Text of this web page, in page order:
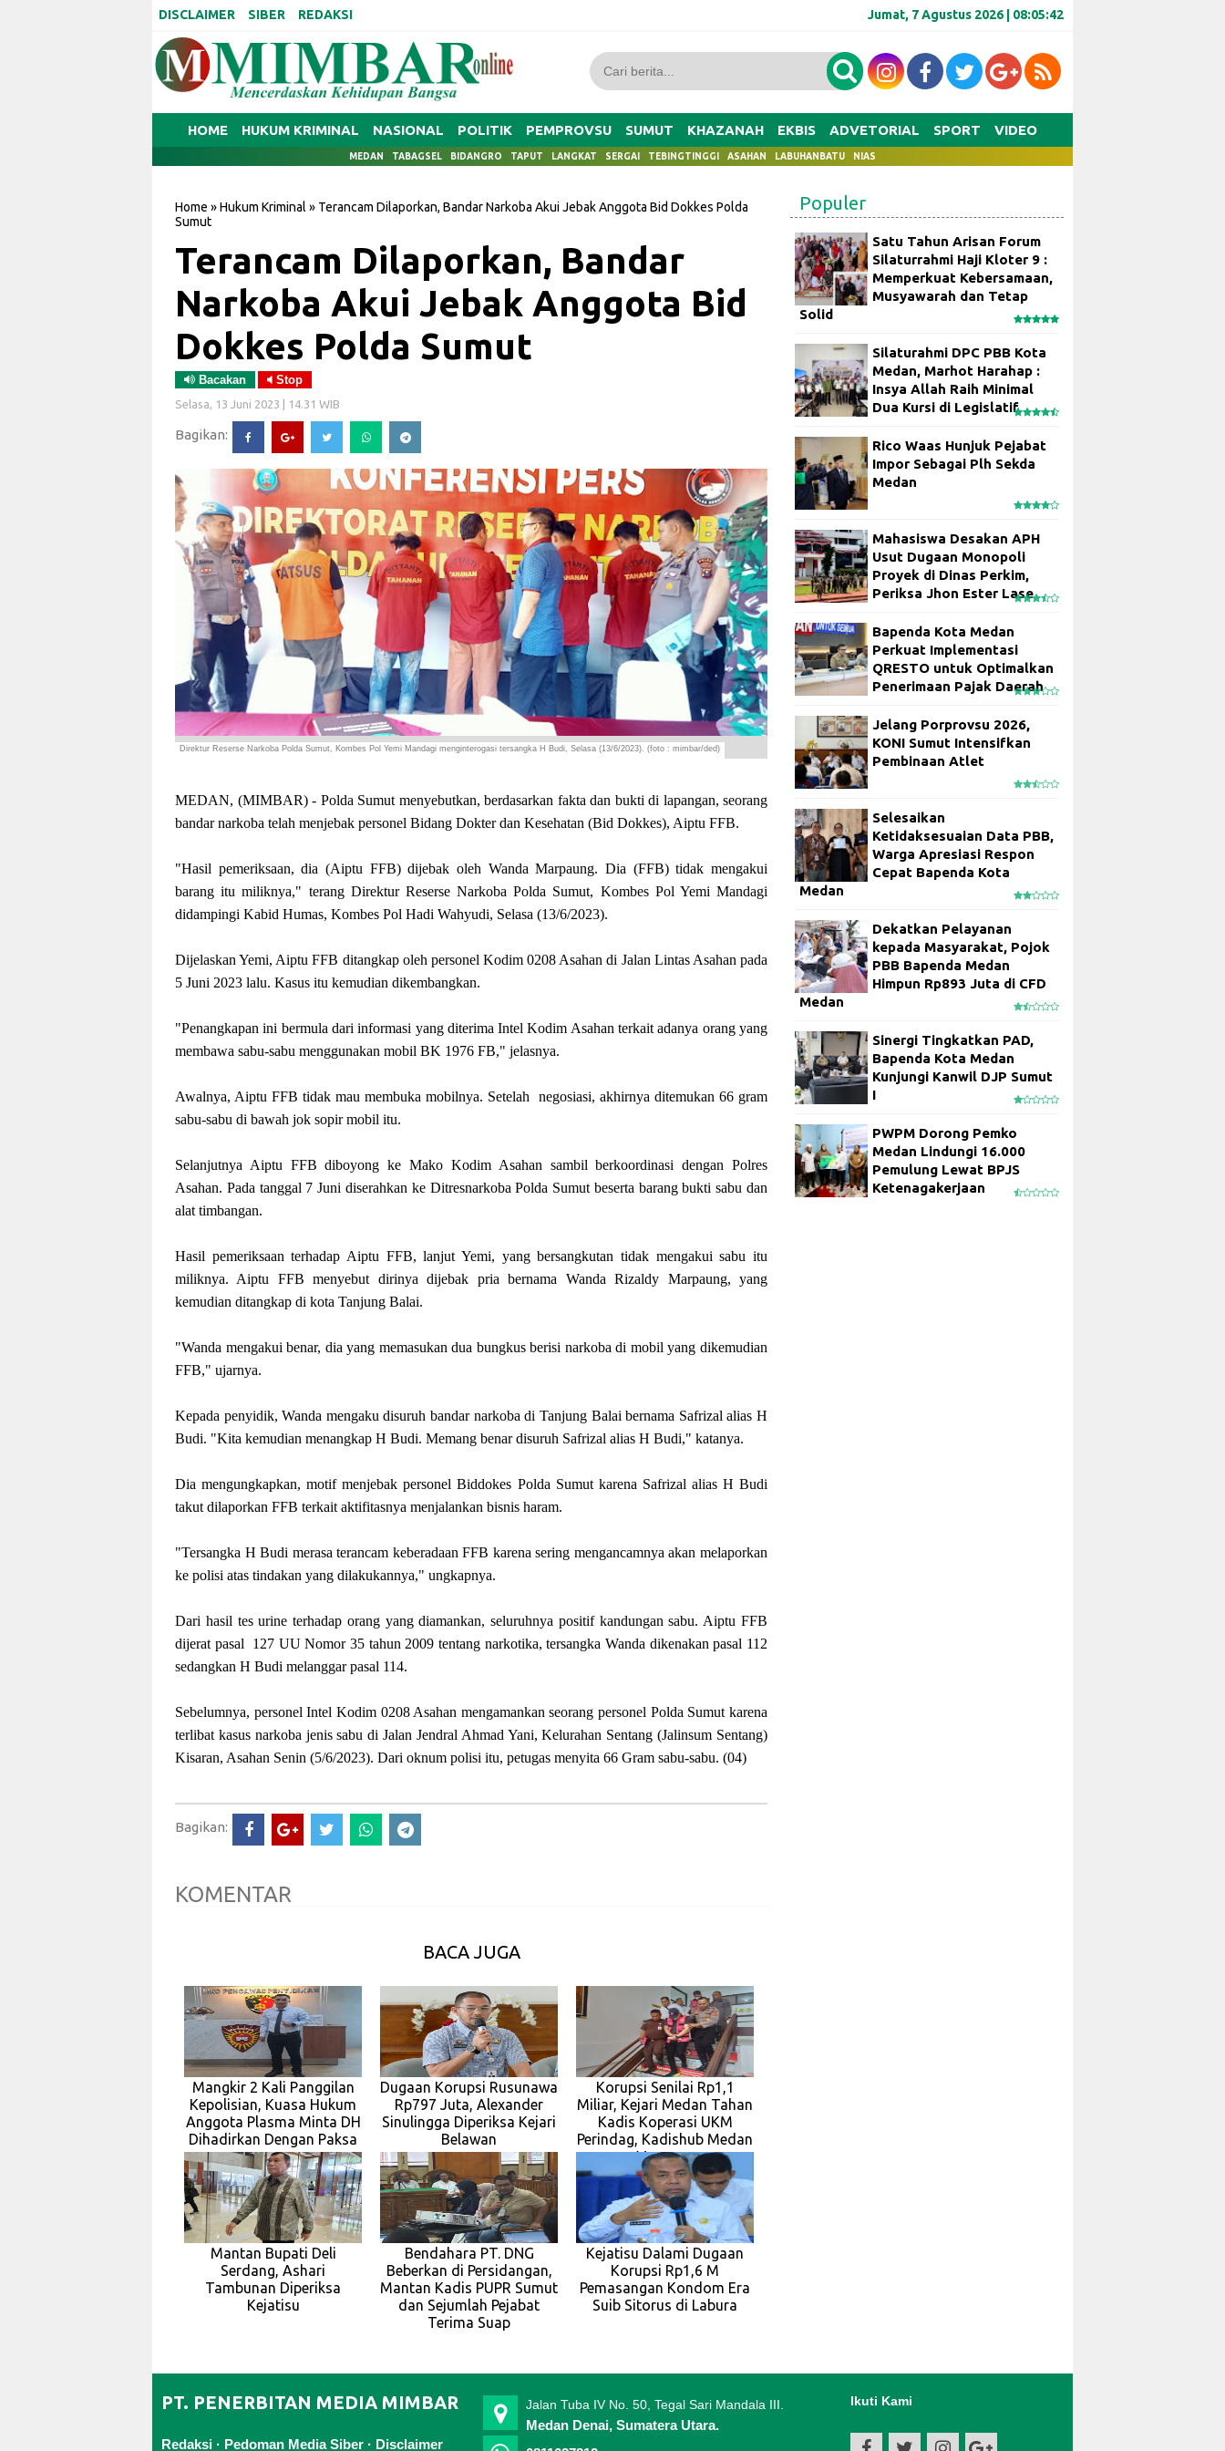
DISCLAIMER SIBER REDAKSI Jumat, 7 Agustus 2026 | 08:05:43
HOME HUKUM KRIMINAL NASIONAL POLITIK PEMPROVSU SUMUT KHAZANAH EKBIS ADVETORIAL SPORT VIDEO
MEDAN TABAGSEL BIDANGRO TAPUT LANGKAT SERGAI TEBINGTINGGI ASAHAN LABUHANBATU NIAS
Home »Hukum Kriminal » Terancam Dilaporkan, Bandar Narkoba Akui Jebak Anggota Bid Dokkes Polda
Sumut
Terancam Dilaporkan, Bandar
Narkoba Akui Jebak Anggota Bid
Dokkes Polda Sumut
Bacakan Stop
Selasa, 13 Juni 2023 | 14.31 WIB
Bagikan:
Direktur Reserse Narkoba Polda Sumut, Kombes Pol Yemi Mandagi menginterogasi tersangka H Budi, Selasa (13/6/2023). (foto : mimbar/ded)
MEDAN, (MIMBAR) - Polda Sumut menyebutkan, berdasarkan fakta dan bukti di lapangan, seorang
bandar narkoba telah menjebak personel Bidang Dokter dan Kesehatan (Bid Dokkes), Aiptu FFB.
"Hasil pemeriksaan, dia (Aiptu FFB) dijebak oleh Wanda Marpaung. Dia (FFB) tidak mengakui
barang itu miliknya," terang Direktur Reserse Narkoba Polda Sumut, Kombes Pol Yemi Mandagi
didampingi Kabid Humas, Kombes Pol Hadi Wahyudi, Selasa (13/6/2023).
Dijelaskan Yemi, Aiptu FFB ditangkap oleh personel Kodim 0208 Asahan di Jalan Lintas Asahan pada
5 Juni 2023 lalu. Kasus itu kemudian dikembangkan.
"Penangkapan ini bermula dari informasi yang diterima Intel Kodim Asahan terkait adanya orang yang
membawa sabu-sabu menggunakan mobil BK 1976 FB," jelasnya.
Awalnya, Aiptu FFB tidak mau membuka mobilnya. Setelah negosiasi, akhirnya ditemukan 66 gram
sabu-sabu di bawah jok sopir mobil itu.
Selanjutnya Aiptu FFB diboyong ke Mako Kodim Asahan sambil berkoordinasi dengan Polres
Asahan. Pada tanggal 7 Juni diserahkan ke Ditresnarkoba Polda Sumut beserta barang bukti sabu dan
alat timbangan.
Hasil pemeriksaan terhadap Aiptu FFB, lanjut Yemi, yang bersangkutan tidak mengakui sabu itu
miliknya. Aiptu FFB menyebut dirinya dijebak pria bernama Wanda Rizaldy Marpaung, yang
kemudian ditangkap di kota Tanjung Balai.
"Wanda mengakui benar, dia yang memasukan dua bungkus berisi narkoba di mobil yang dikemudian
FFB," ujarnya.
Kepada penyidik, Wanda mengaku disuruh bandar narkoba di Tanjung Balai bernama Safrizal alias H
Budi. "Kita kemudian menangkap H Budi. Memang benar disuruh Safrizal alias H Budi," katanya.
Dia mengungkapkan, motif menjebak personel Biddokes Polda Sumut karena Safrizal alias H Budi
takut dilaporkan FFB terkait aktifitasnya menjalankan bisnis haram.
"Tersangka H Budi merasa terancam keberadaan FFB karena sering mengancamnya akan melaporkan
ke polisi atas tindakan yang dilakukannya," ungkapnya.
Dari hasil tes urine terhadap orang yang diamankan, seluruhnya positif kandungan sabu. Aiptu FFB
dijerat pasal 127 UU Nomor 35 tahun 2009 tentang narkotika, tersangka Wanda dikenakan pasal 112
sedangkan H Budi melanggar pasal 114.
Sebelumnya, personel Intel Kodim 0208 Asahan mengamankan seorang personel Polda Sumut karena
terlibat kasus narkoba jenis sabu di Jalan Jendral Ahmad Yani, Kelurahan Sentang (Jalinsum Sentang)
Kisaran, Asahan Senin (5/6/2023). Dari oknum polisi itu, petugas menyita 66 Gram sabu-sabu. (04)
Bagikan:
KOMENTAR
BACA JUGA
Mangkir 2 Kali Panggilan
Kepolisian, Kuasa Hukum
Anggota Plasma Minta DH
Dihadirkan Dengan Paksa
Dugaan Korupsi Rusunawa
Rp797 Juta, Alexander
Sinulingga Diperiksa Kejari
Belawan
Korupsi Senilai Rp1,1
Miliar, Kejari Medan Tahan
Kadis Koperasi UKM
Perindag, Kadishub Medan
Menyusu
Mantan Bupati Deli
Serdang, Ashari
Tambunan Diperiksa
Kejatisu
Bendahara PT. DNG
Beberkan di Persidangan,
Mantan Kadis PUPR Sumut
dan Sejumlah Pejabat
Terima Suap
Kejatisu Dalami Dugaan
Korupsi Rp1,6 M
Pemasangan Kondom Era
Suib Sitorus di Labura
Populer
Satu Tahun Arisan Forum
Silaturrahmi Haji Kloter 9 :
Memperkuat Kebersamaan,
Musyawarah dan Tetap
Solid
Silaturahmi DPC PBB Kota
Medan, Marhot Harahap :
Insya Allah Raih Minimal
Dua Kursi di Legislatif
Rico Waas Hunjuk Pejabat
Impor Sebagai Plh Sekda
Medan
Mahasiswa Desakan APH
Usut Dugaan Monopoli
Proyek di Dinas Perkim,
Periksa Jhon Ester Lase
Bapenda Kota Medan
Perkuat Implementasi
QRESTO untuk Optimalkan
Penerimaan Pajak Daerah
Jelang Porprovsu 2026,
KONI Sumut Intensifkan
Pembinaan Atlet
Selesaikan
Ketidaksesuaian Data PBB,
Warga Apresiasi Respon
Cepat Bapenda Kota
Medan
Dekatkan Pelayanan
kepada Masyarakat, Pojok
PBB Bapenda Medan
Himpun Rp893 Juta di CFD
Medan
Sinergi Tingkatkan PAD,
Bapenda Kota Medan
Kunjungi Kanwil DJP Sumut
I
PWPM Dorong Pemko
Medan Lindungi 16.000
Pemulung Lewat BPJS
Ketenagakerjaan
PT. PENERBITAN MEDIA MIMBAR
Redaksi · Pedoman Media Siber · Disclaimer
Jalan Tuba IV No. 50, Tegal Sari Mandala III.
Medan Denai, Sumatera Utara.
Ikuti Kami